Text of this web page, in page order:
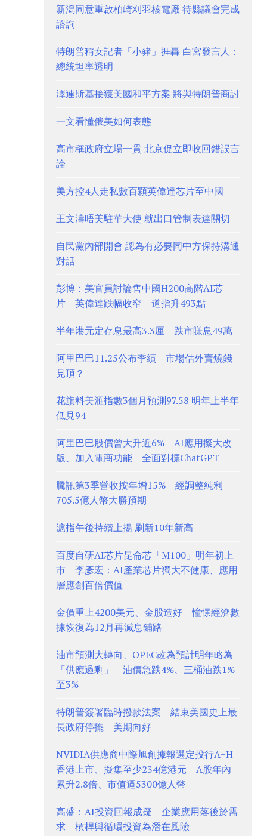
新潟同意重啟柏崎刈羽核電廠 待縣議會完成
諮詢
特朗普稱女記者「小豬」捱轟 白宮發言人：
總統坦率透明
澤連斯基接獲美國和平方案 將與特朗普商討
一文看懂俄美如何表態
高市稱政府立場一貫 北京促立即收回錯誤言
論
美方控4人走私數百顆英偉達芯片至中國
王文濤晤美駐華大使 就出口管制表達關切
自民黨內部開會 認為有必要同中方保持溝通
對話
彭博：美官員討論售中國H200高階AI芯
片 英偉達跌幅收窄 道指升493點
半年港元定存息最高3.3厘 跌市賺息49萬
阿里巴巴11.25公布季績 市場估外賣燒錢
見頂？
花旗料美滙指數3個月預測97.58 明年上半年
低見94
阿里巴巴股價曾大升近6% AI應用擬大改
版、加入電商功能 全面對標ChatGPT
騰訊第3季營收按年增15% 經調整純利
705.5億人幣大勝預期
滬指午後持續上揚 刷新10年新高
百度自研AI芯片昆侖芯「M100」明年初上
市 李彥宏：AI產業芯片獨大不健康、應用
層應創百倍價值
金價重上4200美元、金股造好 憧憬經濟數
據恢復為12月再減息鋪路
油市預測大轉向、OPEC改為預計明年略為
「供應過剩」 油價急跌4%、三桶油跌1%
至3%
特朗普簽署臨時撥款法案 結束美國史上最
長政府停擺 美期向好
NVIDIA供應商中際旭創據報選定投行A+H
香港上市、擬集至少234億港元 A股年內
累升2.8倍、市值逼5300億人幣
高盛：AI投資回報成疑 企業應用落後於需
求 槓桿與循環投資為潛在風險